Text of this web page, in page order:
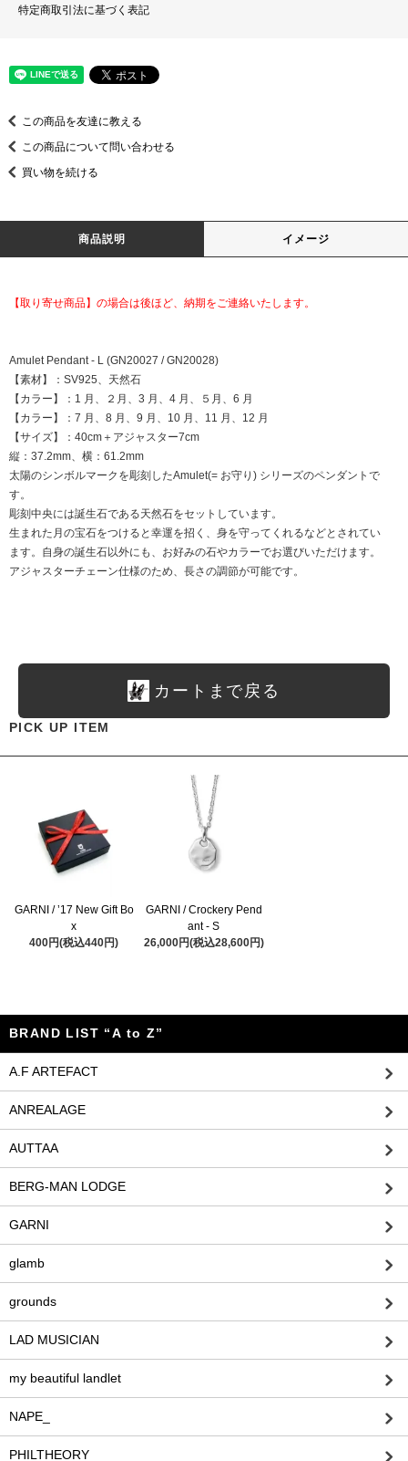
特定商取引法に基づく表記
この商品を友達に教える
この商品について問い合わせる
買い物を続ける
商品説明 イメージ
【取り寄せ商品】の場合は後ほど、納期をご連絡いたします。
Amulet Pendant - L (GN20027 / GN20028)
【素材】：SV925、天然石
【カラー】：1 月、２月、3 月、4 月、５月、6 月
【カラー】：7 月、8 月、9 月、10 月、11 月、12 月
【サイズ】：40cm＋アジャスター7cm
縦：37.2mm、横：61.2mm
太陽のシンボルマークを彫刻したAmulet(= お守り) シリーズのペンダントで
す。
彫刻中央には誕生石である天然石をセットしています。
生まれた月の宝石をつけると幸運を招く、身を守ってくれるなどとされてい
ます。自身の誕生石以外にも、お好みの石やカラーでお選びいただけます。
アジャスターチェーン仕様のため、長さの調節が可能です。
カートまで戻る
PICK UP ITEM
GARNI / ’17 New Gift Bo
x
400円(税込440円)
GARNI / Crockery Pend
ant - S
26,000円(税込28,600円)
BRAND LIST “A to Z”
A.F ARTEFACT
ANREALAGE
AUTTAA
BERG-MAN LODGE
GARNI
glamb
grounds
LAD MUSICIAN
my beautiful landlet
NAPE_
PHILTHEORY